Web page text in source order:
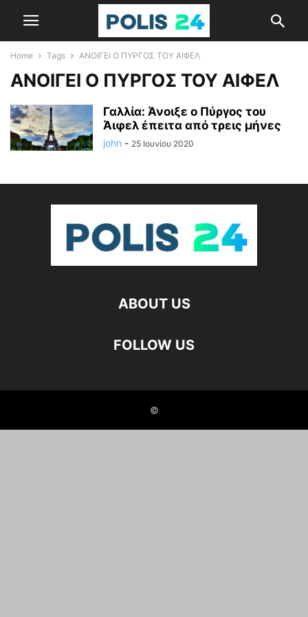
Home Tags ΑΝΟΙΓΕΙ Ο ΠΥΡΓΟΣ ΤΟΥ ΑΙΦΕΛ
ΑΝΟΙΓΕΙ Ο ΠΥΡΓΟΣ ΤΟΥ ΑΙΦΕΛ
Γαλλία: Άνοιξε ο Πύργος του
Άιφελ έπειτα από τρεις μήνες
john - 25 Ιουνίου 2020
ABOUT US
FOLLOW US
©